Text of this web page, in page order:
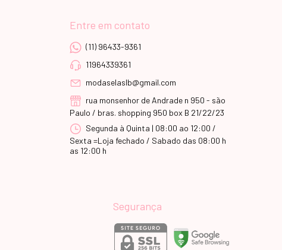
Entre em contato
(11) 96433-9361
11964339361
modaselaslb@gmail.com
rua monsenhor de Andrade n 950 - são
Paulo / bras. shopping 950 box B 21/22/23
Segunda à Quinta | 08:00 ao 12:00 /
Sexta =Loja fechado / Sabado das 08:00 h
as 12:00 h
Segurança